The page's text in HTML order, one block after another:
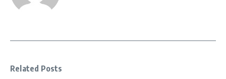
Related Posts